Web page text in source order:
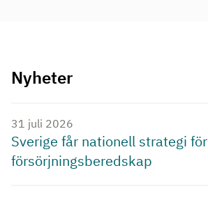
Nyheter
31 juli 2026
Sverige får nationell strategi för
försörjningsberedskap